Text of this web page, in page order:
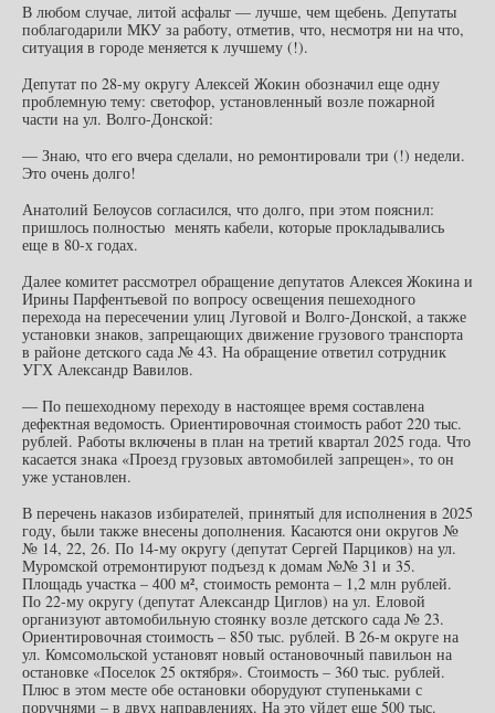
В любом случае, литой асфальт — лучше, чем щебень. Депутаты
поблагодарили МКУ за работу, отметив, что, несмотря ни на что,
ситуация в городе меняется к лучшему (!).
Депутат по 28-му округу Алексей Жокин обозначил еще одну
проблемную тему: светофор, установленный возле пожарной
части на ул. Волго-Донской:
— Знаю, что его вчера сделали, но ремонтировали три (!) недели.
Это очень долго!
Анатолий Белоусов согласился, что долго, при этом пояснил:
пришлось полностью менять кабели, которые прокладывались
еще в 80-х годах.
Далее комитет рассмотрел обращение депутатов Алексея Жокина и
Ирины Парфентьевой по вопросу освещения пешеходного
перехода на пересечении улиц Луговой и Волго-Донской, а также
установки знаков, запрещающих движение грузового транспорта
в районе детского сада № 43. На обращение ответил сотрудник
УГХ Александр Вавилов.
— По пешеходному переходу в настоящее время составлена
дефектная ведомость. Ориентировочная стоимость работ 220 тыс.
рублей. Работы включены в план на третий квартал 2025 года. Что
касается знака «Проезд грузовых автомобилей запрещен», то он
уже установлен.
В перечень наказов избирателей, принятый для исполнения в 2025
году, были также внесены дополнения. Касаются они округов №
№ 14, 22, 26. По 14-му округу (депутат Сергей Парциков) на ул.
Муромской отремонтируют подъезд к домам №№ 31 и 35.
Площадь участка – 400 м², стоимость ремонта – 1,2 млн рублей.
По 22-му округу (депутат Александр Циглов) на ул. Еловой
организуют автомобильную стоянку возле детского сада № 23.
Ориентировочная стоимость – 850 тыс. рублей. В 26-м округе на
ул. Комсомольской установят новый остановочный павильон на
остановке «Поселок 25 октября». Стоимость – 360 тыс. рублей.
Плюс в этом месте обе остановки оборудуют ступеньками с
поручнями – в двух направлениях. На это уйдет еще 500 тыс.